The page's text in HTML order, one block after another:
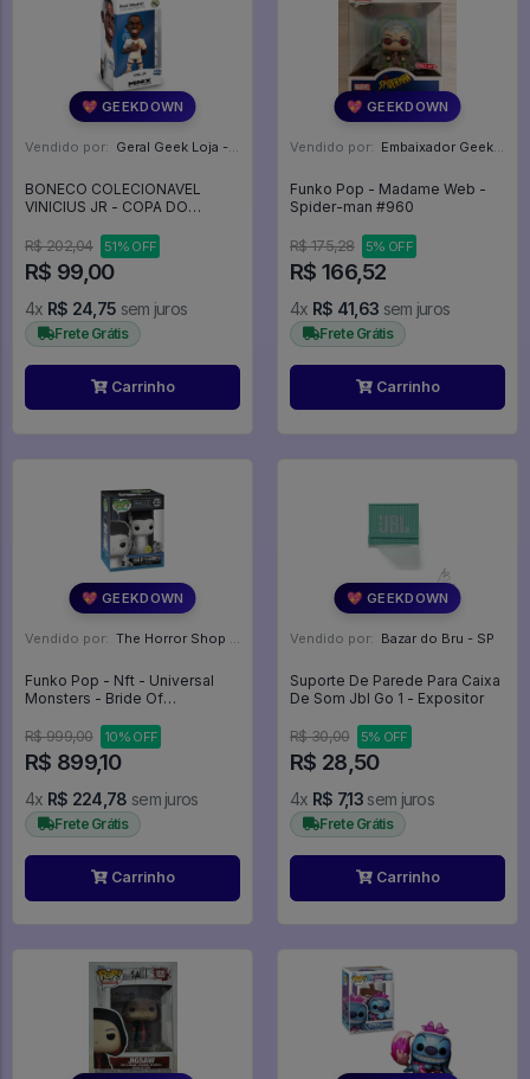
💖 GEEKDOWN
Vendido por: Geral Geek Loja - SP
BONECO COLECIONAVEL
VINICIUS JR - COPA DO
MADRID -
R$ 202,04 51% OFF
R$ 99,00
4x R$ 24,75 sem juros
Frete Grátis
Carrinho
💖 GEEKDOWN
Vendido por: Embaixador Geek - SP
Funko Pop - Madame Web -
Spider-man #960
R$ 175,28 5% OFF
R$ 166,52
4x R$ 41,63 sem juros
Frete Grátis
Carrinho
💖 GEEKDOWN
Vendido por: The Horror Shop - Colecionáveis - MG
Funko Pop - Nft - Universal
Monsters - Bride Of
R$ 999,00 10% OFF
R$ 899,10
4x R$ 224,78 sem juros
Frete Grátis
Carrinho
💖 GEEKDOWN
Vendido por: Bazar do Bru - SP
Suporte De Parede Para Caixa
De Som Jbl Go 1 - Expositor
R$ 30,00 5% OFF
R$ 28,50
4x R$ 7,13 sem juros
Frete Grátis
Carrinho